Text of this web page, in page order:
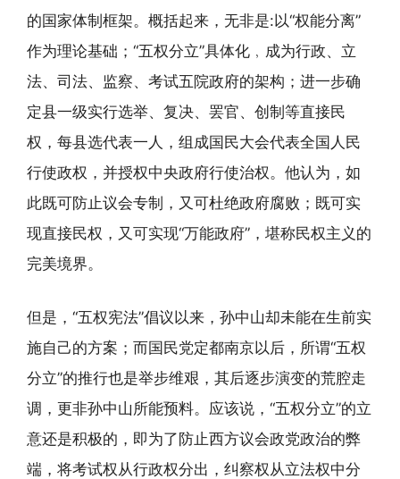
的国家体制框架。概括起来，无非是:以“权能分离”
作为理论基础；“五权分立”具体化﹐成为行政、立
法、司法、监察、考试五院政府的架构；进一步确
定县一级实行选举、复决、罢官、创制等直接民
权，每县选代表一人，组成国民大会代表全国人民
行使政权，并授权中央政府行使治权。他认为，如
此既可防止议会专制，又可杜绝政府腐败；既可实
现直接民权，又可实现“万能政府”，堪称民权主义的
完美境界。
但是，“五权宪法”倡议以来，孙中山却未能在生前实
施自己的方案；而国民党定都南京以后，所谓“五权
分立”的推行也是举步维艰，其后逐步演变的荒腔走
调，更非孙中山所能预料。应该说，“五权分立”的立
意还是积极的，即为了防止西方议会政党政治的弊
端，将考试权从行政权分出，纠察权从立法权中分